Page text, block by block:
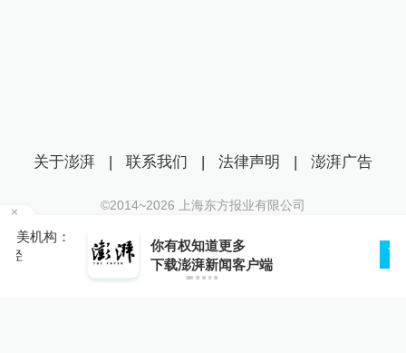
你有权知道更多
下载澎湃新闻客户端
关于澎湃 | 联系我们 | 法律声明 | 澎湃广告
©2014~2026 上海东方报业有限公司
互联网新闻信息服务许可证：31120170006
沪公网安备 31010602000299号